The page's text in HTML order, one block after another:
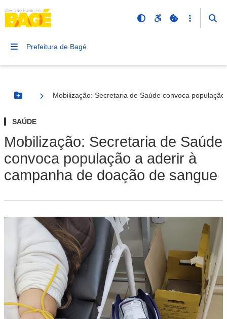
Prefeitura de Bagé
Botão Menu
Mobilização: Secretaria de Saúde convoca
SAÚDE
Mobilização: Secretaria de Saúde
convoca população a aderir à
campanha de doação de sangue